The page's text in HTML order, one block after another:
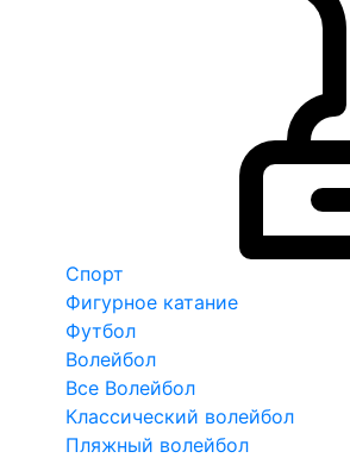
Спорт
Фигурное катание
Футбол
Волейбол
Все Волейбол
Классический волейбол
Пляжный волейбол